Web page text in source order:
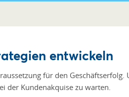
entwickeln
für den
der Kundenakquise zu warten.